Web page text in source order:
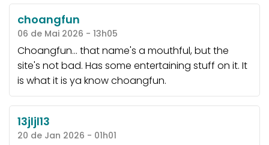
choangfun
06 de Mai 2026 - 13h05
Choangfun... that name's a mouthful, but the
site's not bad. Has some entertaining stuff on it. It
is what it is ya knowchoangfun.
13jljl13
20 de Jan 2026 - 01h01